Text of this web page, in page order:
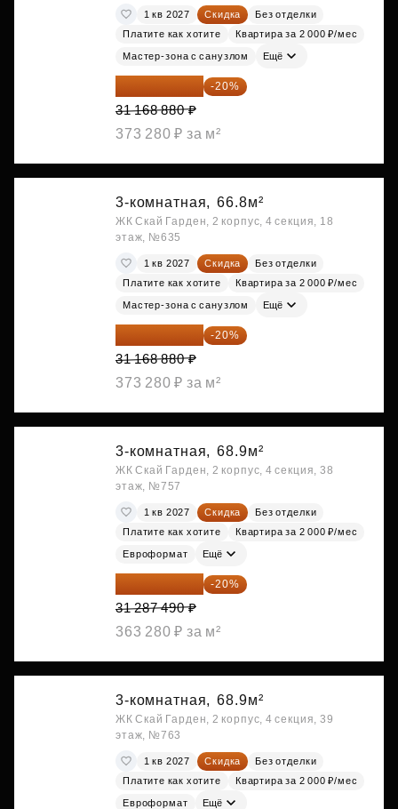
1 кв 2027 Скидка
Без отделки
Платите как хотите
Квартира за 2 000 ₽/мес
Мастер-зона с санузлом Ещё
24 935 104 ₽ -20%
31 168 880 ₽
373 280 ₽ за м²
3-комнатная, 66.8м²
ЖК Скай Гарден, 2 корпус, 4 секция, 18
этаж, №635
1 кв 2027 Скидка
Без отделки
Платите как хотите
Квартира за 2 000 ₽/мес
Мастер-зона с санузлом Ещё
24 935 104 ₽ -20%
31 168 880 ₽
373 280 ₽ за м²
3-комнатная, 68.9м²
ЖК Скай Гарден, 2 корпус, 4 секция, 38
этаж, №757
1 кв 2027 Скидка
Без отделки
Платите как хотите
Квартира за 2 000 ₽/мес
Евроформат Ещё
25 029 992 ₽ -20%
31 287 490 ₽
363 280 ₽ за м²
3-комнатная, 68.9м²
ЖК Скай Гарден, 2 корпус, 4 секция, 39
этаж, №763
1 кв 2027 Скидка
Без отделки
Платите как хотите
Квартира за 2 000 ₽/мес
Евроформат Ещё